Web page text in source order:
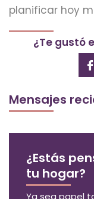
planificar hoy
¿Te gustó
Mensajes
¿Estás
tu hogar?
Ya sea papel